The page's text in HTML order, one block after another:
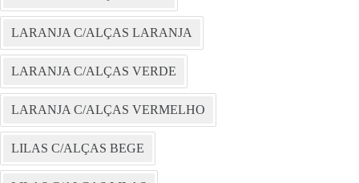
LARANJA C/ALÇAS LARANJA
LARANJA C/ALÇAS VERDE
LARANJA C/ALÇAS VERMELHO
LILAS C/ALÇAS BEGE